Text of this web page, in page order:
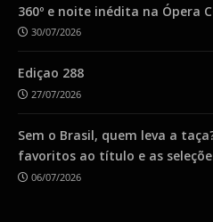
360º e noite inédita na Ópera
30/07/2026
Ediçao 288
27/07/2026
Sem o Brasil, quem leva a
favoritos ao título e as
06/07/2026